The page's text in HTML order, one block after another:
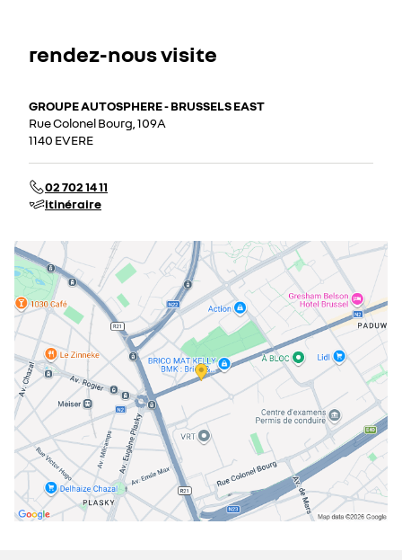
rendez-nous visite
GROUPE AUTOSPHERE - BRUSSELS EAST
Rue Colonel Bourg, 109A
1140 EVERE
02 702 14 11
itinéraire